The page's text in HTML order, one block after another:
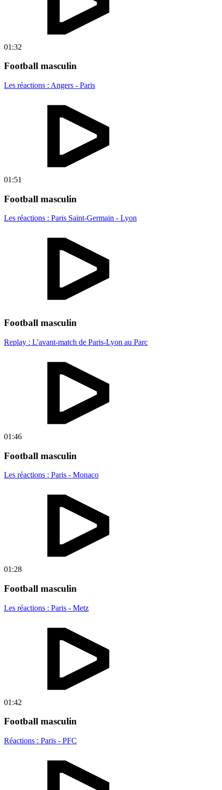
01:32
Football masculin
Les réactions : Angers - Paris
01:51
Football masculin
Les réactions : Paris Saint-Germain - Lyon
Football masculin
Replay : L'avant-match de Paris-Lyon au Parc
01:46
Football masculin
Les réactions : Paris - Monaco
01:28
Football masculin
Les réactions : Paris - Metz
01:42
Football masculin
Réactions : Paris - PFC